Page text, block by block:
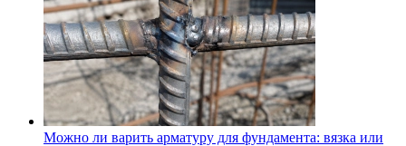
Можно ли варить арматуру для фундамента: вязка или